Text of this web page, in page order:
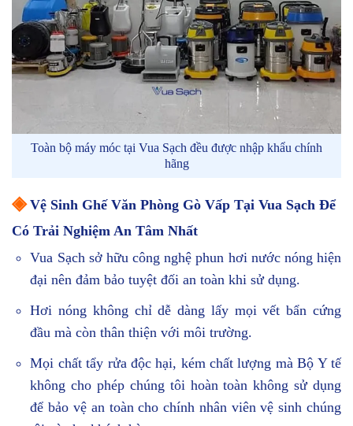
Toàn bộ máy móc tại Vua Sạch đều được nhập khẩu chính
hãng
◈Vệ Sinh Ghế Văn Phòng Gò Vấp Tại Vua Sạch Để
Có Trải Nghiệm An Tâm Nhất
Vua Sạch sở hữu công nghệ phun hơi nước nóng hiện
đại nên đảm bảo tuyệt đối an toàn khi sử dụng.
Hơi nóng không chỉ dễ dàng lấy mọi vết bẩn cứng
đầu mà còn thân thiện với môi trường.
Mọi chất tẩy rửa độc hại, kém chất lượng mà Bộ Y tế
không cho phép chúng tôi hoàn toàn không sử dụng
để bảo vệ an toàn cho chính nhân viên vệ sinh chúng